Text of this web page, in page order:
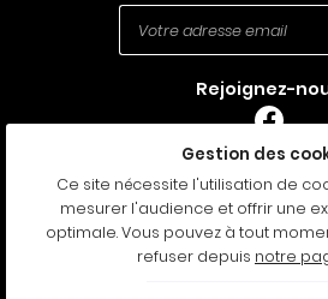
Rejoignez-
Mentions
Conditions générales
Politique de
Gestion des
Gestion des
Ce site nécessite l'utilisation de
mesurer l'audience et offrir une
optimale. Vous pouvez à tout
refuser depuis notre